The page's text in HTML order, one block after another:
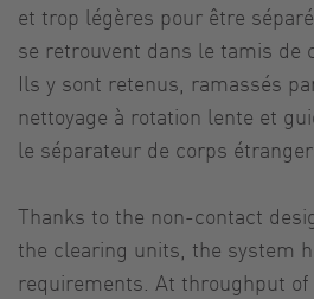
et trop légères pour être
se retrouvent dans le tamis de
Ils y sont retenus, ramassés
nettoyage à rotation lente et
le séparateur de corps
Thanks to the non-contact
the clearing units, the system
requirements. At throughput of